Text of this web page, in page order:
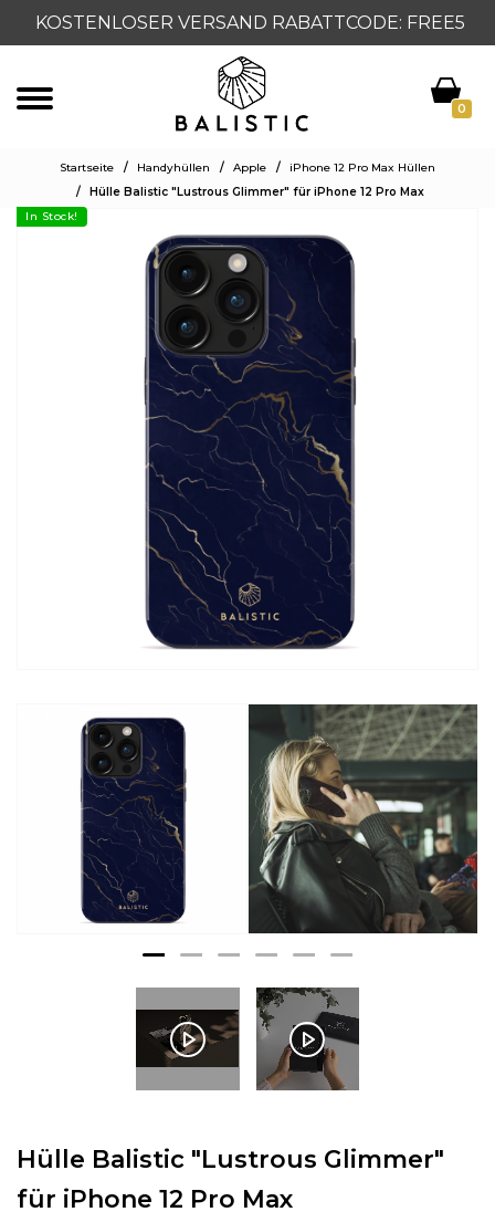
KOSTENLOSER VERSAND RABATTCODE: FREE5
0
Startseite / Handyhüllen / Apple /
iPhone 12 Pro Max Hüllen
/
Hülle Balistic "Lustrous Glimmer" für iPhone 12 Pro Max
In Stock!
Hülle Balistic "Lustrous Glimmer"
für iPhone 12 Pro Max